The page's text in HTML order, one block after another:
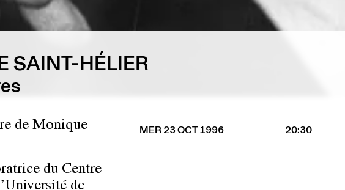
SAINT-HÉLIER
de Monique
du Centre
de
MER 23 OCT 1996 20:30